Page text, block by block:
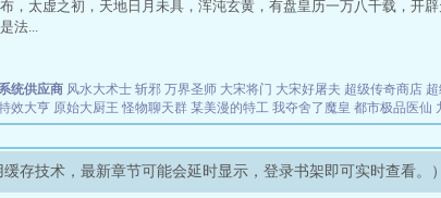
，太虚之初，天地日月未具，浑沌玄黄，有盘皇历一万八千载，开
法...
统供应商 风水大术士 斩邪 万界圣师 大宋将门 大宋好屠夫 超级传奇商店
效大亨 原始大厨王 怪物聊天群 某美漫的特工 我夺舍了魔皇 都市极品医仙
缓存技术，最新章节可能会延时显示，登录书架即可实时查看。）